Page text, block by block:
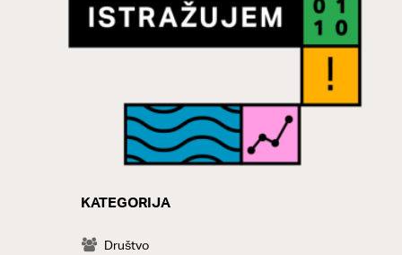
KATEGORIJA
Društvo